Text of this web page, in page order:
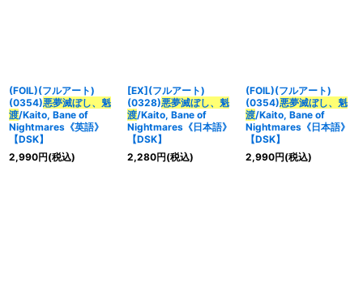
(FOIL)(フルアート)
(0354)悪夢滅ぼし、魁
渡/Kaito, Bane of
Nightmares《英語》
【DSK】
2,990円(税込)
[EX](フルアート)
(0328)悪夢滅ぼし、魁
渡/Kaito, Bane of
Nightmares《日本語》
【DSK】
2,280円(税込)
(FOIL)(フルアート)
(0354)悪夢滅ぼし、魁
渡/Kaito, Bane of
Nightmares《日本語》
【DSK】
2,990円(税込)